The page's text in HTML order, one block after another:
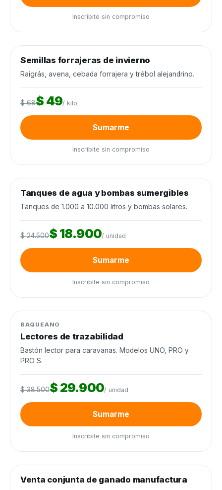
Inscribite sin compromiso
Semillas y agroquímicos
Cierra en 9d
Semillas forrajeras de invierno
Raigrás, avena, cebada forrajera y trébol alejandrino.
$ 68$ 49/ kilo
Sumarme
Inscribite sin compromiso
Agua y riego −23%
Tanques de agua y bombas sumergibles
Tanques de 1.000 a 10.000 litros y bombas solares.
$ 24.500$ 18.900/ unidad
Sumarme
Inscribite sin compromiso
Manejo de ganado
BAQUEANO
Lectores de trazabilidad
Bastón lector para caravanas. Modelos UNO, PRO y
PRO S.
$ 38.500$ 29.900/ unidad
Sumarme
Inscribite sin compromiso
Venta conjunta
Venta conjunta de ganado manufactura